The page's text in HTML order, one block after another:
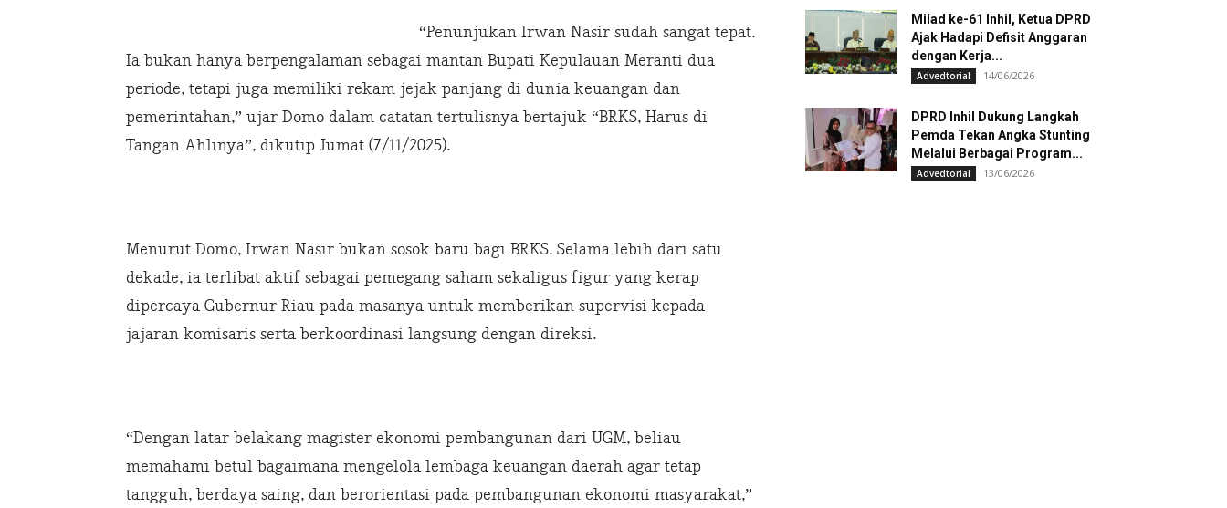
“Penunjukan Irwan Nasir sudah sangat tepat.
Ia bukan hanya berpengalaman sebagai mantan Bupati Kepulauan Meranti dua
periode, tetapi juga memiliki rekam jejak panjang di dunia keuangan dan
pemerintahan,” ujar Domo dalam catatan tertulisnya bertajuk “BRKS, Harus di
Tangan Ahlinya”, dikutip Jumat (7/11/2025).
Menurut Domo, Irwan Nasir bukan sosok baru bagi BRKS. Selama lebih dari satu
dekade, ia terlibat aktif sebagai pemegang saham sekaligus figur yang kerap
dipercaya Gubernur Riau pada masanya untuk memberikan supervisi kepada
jajaran komisaris serta berkoordinasi langsung dengan direksi.
“Dengan latar belakang magister ekonomi pembangunan dari UGM, beliau
memahami betul bagaimana mengelola lembaga keuangan daerah agar tetap
tangguh, berdaya saing, dan berorientasi pada pembangunan ekonomi masyarakat,”
Milad ke-61 Inhil, Ketua DPRD
Ajak Hadapi Defisit Anggaran
dengan Kerja...
Advedtorial 14/06/2026
DPRD Inhil Dukung Langkah
Pemda Tekan Angka Stunting
Melalui Berbagai Program...
Advedtorial 13/06/2026